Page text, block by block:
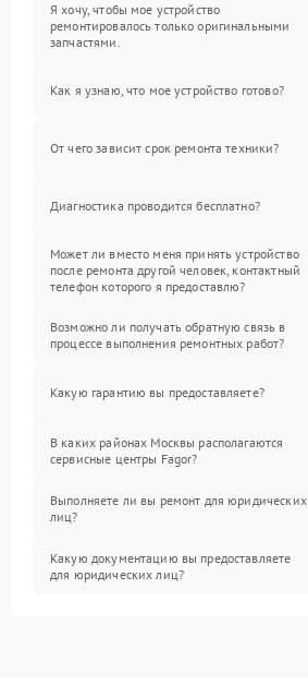
Я хочу, чтобы мое устройство
ремонтировалось только оригинальными
запчастями.
Как я узнаю, что мое устройство готово?
От чего зависит срок ремонта техники?
Диагностика проводится бесплатно?
Может ли вместо меня принять устройство
после ремонта другой человек, контактный
телефон которого я предоставлю?
Возможно ли получать обратную связь в
процессе выполнения ремонтных работ?
Какую гарантию вы предоставляете?
В каких районах Москвы располагаются
сервисные центры Fagor?
Выполняете ли вы ремонт для юридических
лиц?
Какую документацию вы предоставляете
для юридических лиц?